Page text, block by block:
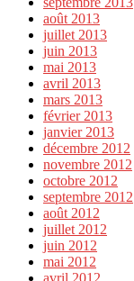
août 2013
juillet 2013
juin 2013
mai 2013
avril 2013
mars 2013
février 2013
janvier 2013
décembre 2012
novembre 2012
octobre 2012
septembre 2012
août 2012
juillet 2012
juin 2012
mai 2012
avril 2012